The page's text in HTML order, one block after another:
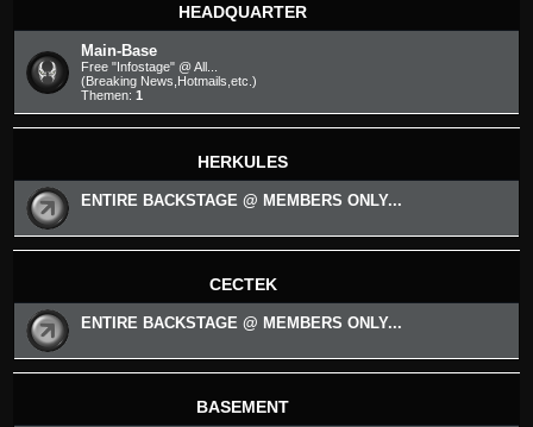
HEADQUARTER
Main-Base
Free "Infostage" @ All...
(Breaking News,Hotmails,etc.)
Themen: 1
HERKULES
ENTIRE BACKSTAGE @ MEMBERS ONLY...
CECTEK
ENTIRE BACKSTAGE @ MEMBERS ONLY...
BASEMENT